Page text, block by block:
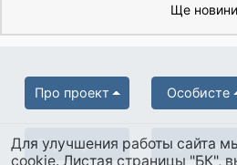
Ще новини
Про проект Особисте
Партнерам Українська
Для улучшения работы сайта
cookie. Листая страницы "БК",